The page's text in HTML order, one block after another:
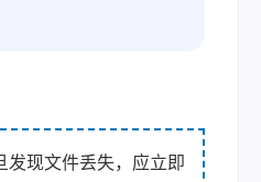
发现文件丢失，应立即